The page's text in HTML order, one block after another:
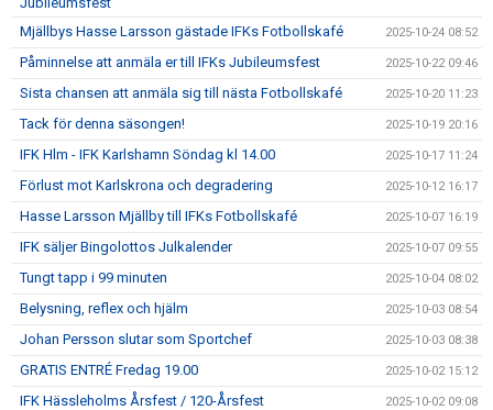
Mjällbys Hasse Larsson gästade IFKs Fotbollskafé
2025-10-24 08:52
Påminnelse att anmäla er till IFKs Jubileumsfest 2025-10-22 09:46
Sista chansen att anmäla sig till nästa Fotbollskafé 2025-10-20 11:23
Tack för denna säsongen! 2025-10-19 20:16
IFK Hlm - IFK Karlshamn Söndag kl 14.00 2025-10-17 11:24
Förlust mot Karlskrona och degradering 2025-10-12 16:17
Hasse Larsson Mjällby till IFKs Fotbollskafé 2025-10-07 16:19
IFK säljer Bingolottos Julkalender 2025-10-07 09:55
Tungt tapp i 99 minuten 2025-10-04 08:02
Belysning, reflex och hjälm 2025-10-03 08:54
Johan Persson slutar som Sportchef 2025-10-03 08:38
GRATIS ENTRÉ Fredag 19.00 2025-10-02 15:12
IFK Hässleholms Årsfest / 120-Årsfest 2025-10-02 09:08